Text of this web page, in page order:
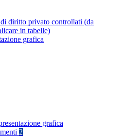
diritto privato controllati (da
in tabelle)
grafica
grafica
2